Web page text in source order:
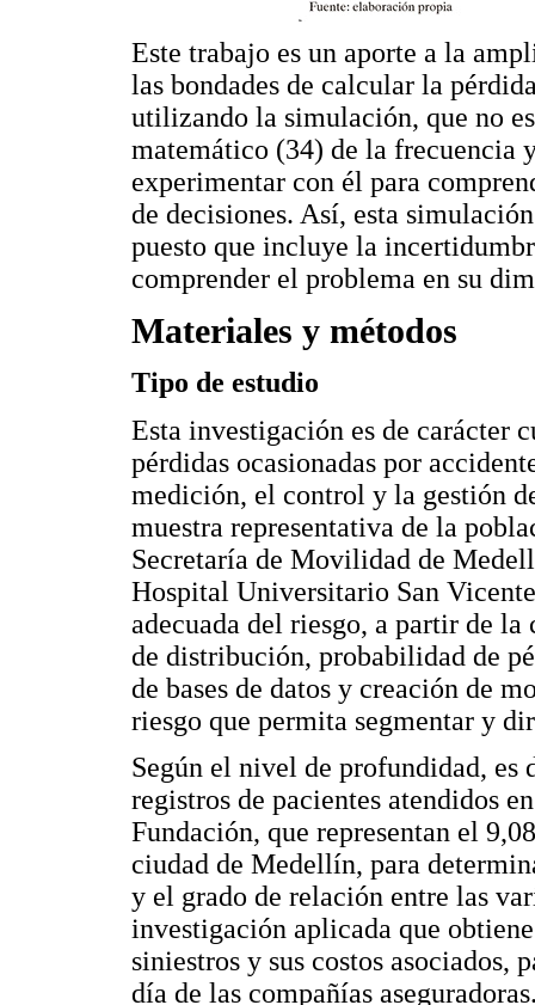
Este trabajo es un aporte a la
las bondades de calcular la
utilizando la simulación, que no
matemático (34) de la frecuencia
experimentar con él para
de decisiones. Así, esta
puesto que incluye la
comprender el problema en su
Materiales y métodos
Tipo de estudio
Esta investigación es de carácter
pérdidas ocasionadas por
medición, el control y la gestión
muestra representativa de la
Secretaría de Movilidad de
Hospital Universitario San
adecuada del riesgo, a partir de
de distribución, probabilidad de
de bases de datos y creación de
riesgo que permita segmentar y
Según el nivel de profundidad,
registros de pacientes atendidos
Fundación, que representan el
ciudad de Medellín, para
y el grado de relación entre las
investigación aplicada que
siniestros y sus costos asociados,
día de las compañías